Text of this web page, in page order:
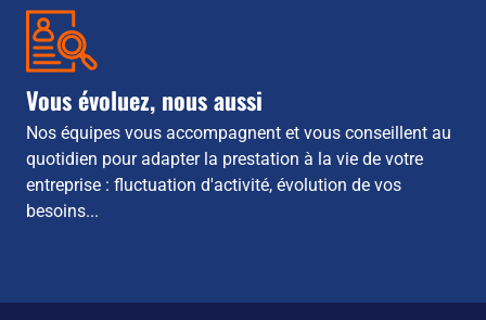
Vous évoluez, nous aussi
Nos équipes vous accompagnent et vous conseillent au
quotidien pour adapter la prestation à la vie de votre
entreprise : fluctuation d'activité, évolution de vos
besoins...